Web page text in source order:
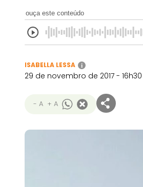
ouça este conteúdo
ISABELLA LESSA i
29 de novembro de 2017 - 16h30
- A + A